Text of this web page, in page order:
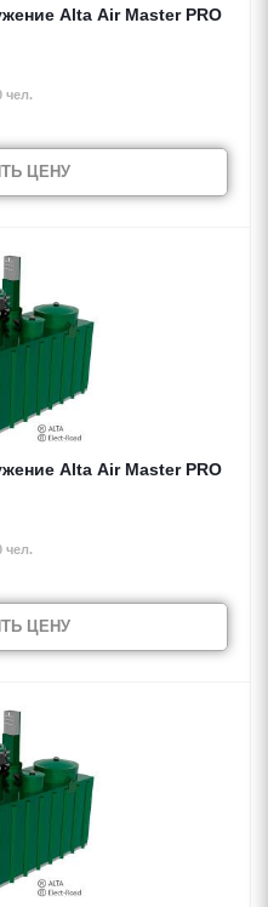
Alta Air Master PRO
чел.
ЦЕНУ
Alta Air Master PRO
чел.
ЦЕНУ